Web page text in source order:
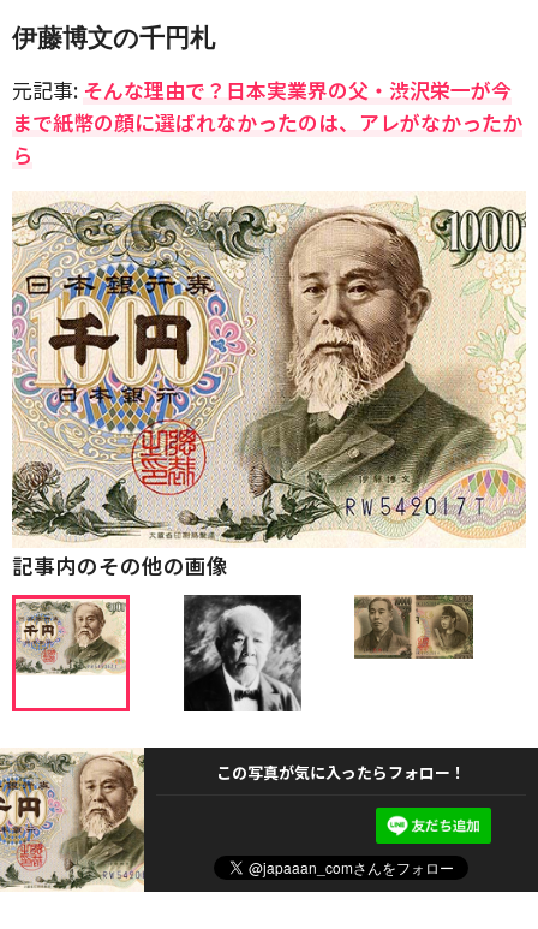
伊藤博文の千円札
元記事: そんな理由で？日本実業界の父・渋沢栄一が今
まで紙幣の顔に選ばれなかったのは、アレがなかったか
ら
記事内のその他の画像
この写真が気に入ったらフォロー！